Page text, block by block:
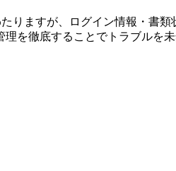
りますが、ログイン情報・書類
を徹底することでトラブルを